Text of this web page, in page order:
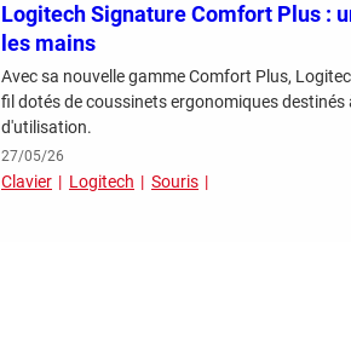
Logitech Signature Comfort Plus :
les mains
Avec sa nouvelle gamme Comfort Plus,
fil dotés de coussinets ergonomiques
d'utilisation.
27/05/26
Clavier Logitech Souris